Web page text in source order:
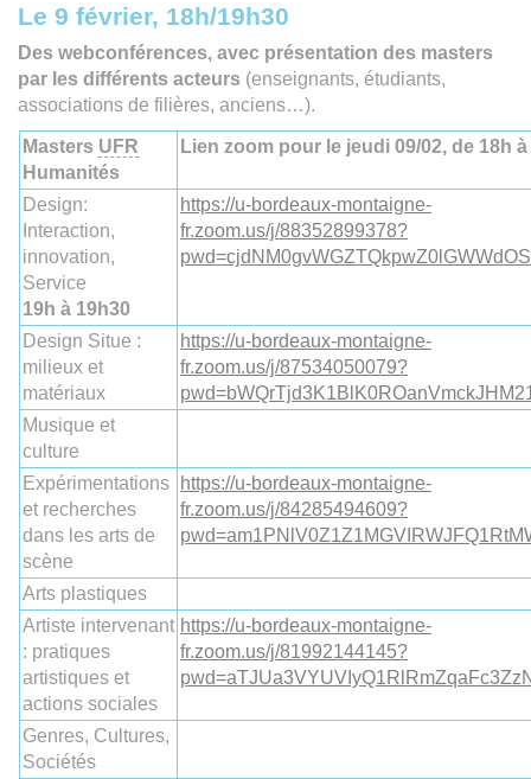
Le 9 février, 18h/19h30
Des webconférences, avec présentation des masters
par les différents acteurs (enseignants, étudiants,
associations de filières, anciens…).
Masters UFR
Humanités
Lien zoom pour le jeudi 09/02, de 18h
Design:
Interaction,
innovation,
Service
19h à 19h30
https://u-bordeaux-montaigne-
fr.zoom.us/j/88352899378?
Design Situe :
milieux et
matériaux
https://u-bordeaux-montaigne-
fr.zoom.us/j/87534050079?
Musique et
culture
Expérimentations
et recherches
dans les arts de
scène
https://u-bordeaux-montaigne-
fr.zoom.us/j/84285494609?
Arts plastiques
Artiste intervenant
: pratiques
artistiques et
actions sociales
https://u-bordeaux-montaigne-
fr.zoom.us/j/81992144145?
Genres, Cultures,
Sociétés